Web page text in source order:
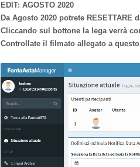
EDIT: AGOSTO 2020
Da Agosto 2020 potrete
Cliccando sul bottone la lega verrà
Controllate il filmato allegato a